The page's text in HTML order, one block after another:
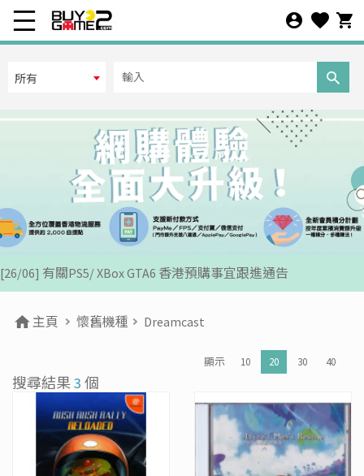
所有
[07/12] 24周年購物折第3彈: 聖誕新年優惠 (1-31 DEC 2025)
[02/07] PS5/ XBox Grand Theft Auto VI 香港版預訂後續跟進
[26/06] 有關PS5/ XBox GTA6 香港預購事宜跟進通告
[12/06] 【您的世界盃由您話事】足球遊戲推廣活動 2026
[24/04] 2026年五一勞動節假期營業安排公告
[22/04] [重要通知] 關於防範網絡惡意攻擊之重要安全聲明
[31/03] 31/3/2026周年盤點暫停營業
[27/03] 星際復活大冒險! 年度盤點清貨 & Mario Galaxy 復活祭
[16/02] 門市及網店新春特別營業時間通告
主頁 懷舊機種 Dreamcast
顯示 10 20 30 40
搜尋結果3 個